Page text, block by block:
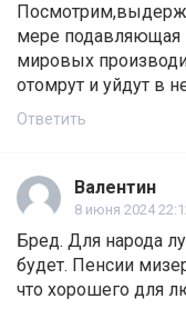
мере подавляющая
мировых
отомрут и уйдут в
Ответить
Валентин
8 июня 2024
Бред. Для народа
будет. Пенсии
что хорошего для